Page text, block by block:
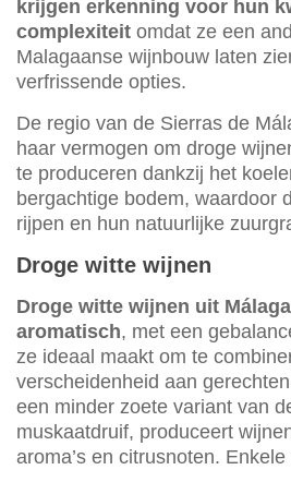
krijgen erkenning voor hun
complexiteit omdat ze een
Malagaanse wijnbouw laten
verfrissende opties.
De regio van de Sierras de
haar vermogen om droge
te produceren dankzij het
bergachtige bodem, waardoor
rijpen en hun natuurlijke
Droge witte wijnen
Droge witte wijnen uit
aromatisch, met een
ze ideaal maakt om te
verscheidenheid aan
een minder zoete variant van
muskaatdruif, produceert
aroma’s en citrusnoten.